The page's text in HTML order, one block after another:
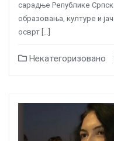
сарадње Републике
образовања, културе и
осврт […]
Некатегоризовано